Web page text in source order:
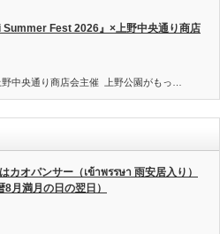
Summer Fest 2026』×上野中央通り商店
野中央通り商店会主催 上野公園がもっ…
カオパンサー（เข้าพรรษา 雨安居入り）
月満月の日の翌日）